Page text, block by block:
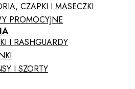
CZAPKI I MASECZKI
PROMOCYJNE
I RASHGUARDY
I SZORTY